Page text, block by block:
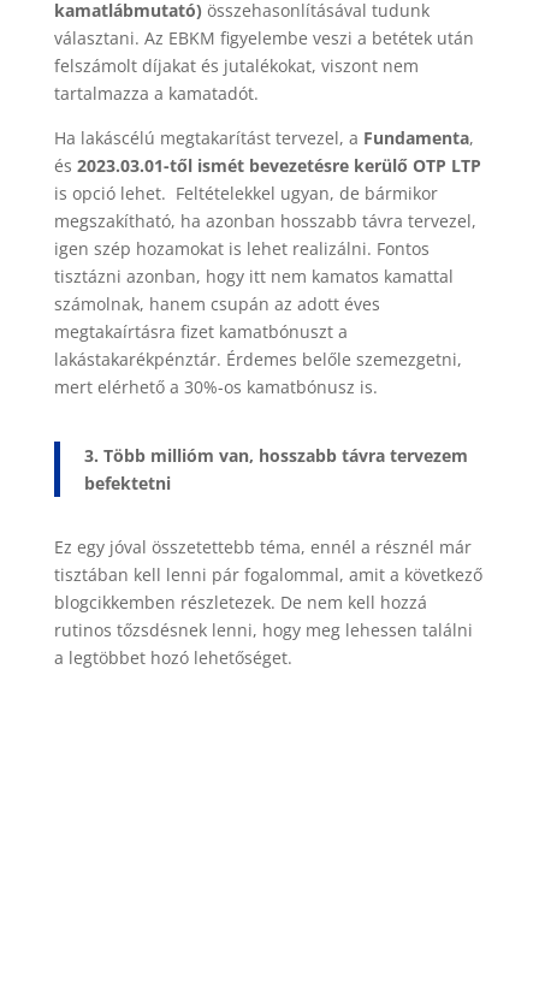
kamatlábmutató) összehasonlításával tudunk
választani. Az EBKM figyelembe veszi a betétek után
felszámolt díjakat és jutalékokat, viszont nem
tartalmazza a kamatadót.
Ha lakáscélú megtakarítást tervezel, a Fundamenta,
és 2023.03.01-től ismét bevezetésre kerülő OTP LTP
is opció lehet. Feltételekkel ugyan, de bármikor
megszakítható, ha azonban hosszabb távra tervezel,
igen szép hozamokat is lehet realizálni. Fontos
tisztázni azonban, hogy itt nem kamatos kamattal
számolnak, hanem csupán az adott éves
megtakaírtásra fizet kamatbónuszt a
lakástakarékpénztár. Érdemes belőle szemezgetni,
mert elérhető a 30%-os kamatbónusz is.
3. Több millióm van, hosszabb távra tervezem
befektetni
Ez egy jóval összetettebb téma, ennél a résznél már
tisztában kell lenni pár fogalommal, amit a következő
blogcikkemben részletezek. De nem kell hozzá
rutinos tőzsdésnek lenni, hogy meg lehessen találni
a legtöbbet hozó lehetőséget.